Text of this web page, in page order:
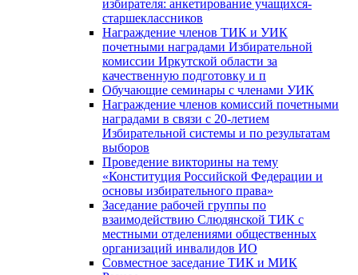
избирателя: анкетирование учащихся-
старшеклассников
Награждение членов ТИК и УИК
почетными наградами Избирательной
комиссии Иркутской области за
качественную подготовку и п
Обучающие семинары с членами УИК
Награждение членов комиссий почетными
наградами в связи с 20-летием
Избирательной системы и по результатам
выборов
Проведение викторины на тему
«Конституция Российской Федерации и
основы избирательного права»
Заседание рабочей группы по
взаимодействию Слюдянской ТИК с
местными отделениями общественных
организаций инвалидов ИО
Совместное заседание ТИК и МИК